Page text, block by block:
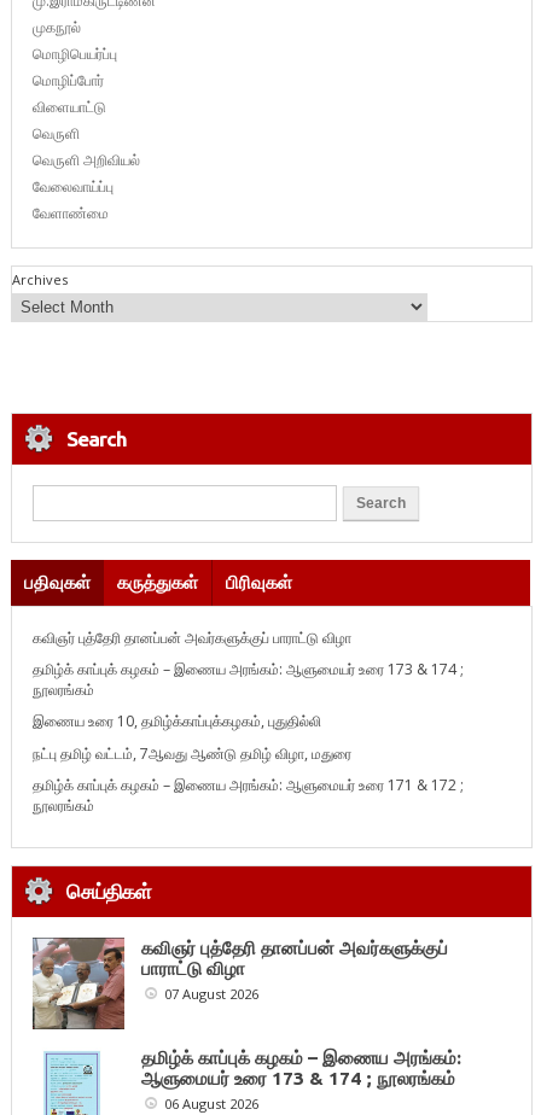
முகநூல்
மொழிபெயர்ப்பு
மொழிப்போர்
விளையாட்டு
வெருளி
வெருளி அறிவியல்
வேலைவாய்ப்பு
வேளாண்மை
Archives
Search
பதிவுகள் கருத்துகள் பிரிவுகள்
கவிஞர் புத்தேரி தானப்பன் அவர்களுக்குப் பாராட்டு விழா
தமிழ்க் காப்புக் கழகம் – இணைய அரங்கம்: ஆளுமையர் உரை 173 & 174 ;
நூலரங்கம்
இணைய உரை 10, தமிழ்க்காப்புக்கழகம், புதுதில்லி
நட்பு தமிழ் வட்டம், 7ஆவது ஆண்டு தமிழ் விழா, மதுரை
தமிழ்க் காப்புக் கழகம் – இணைய அரங்கம்: ஆளுமையர் உரை 171 & 172 ;
நூலரங்கம்
செய்திகள்
கவிஞர் புத்தேரி தானப்பன் அவர்களுக்குப்
பாராட்டு விழா
07 August 2026
தமிழ்க் காப்புக் கழகம் – இணைய அரங்கம்:
ஆளுமையர் உரை 173 & 174 ; நூலரங்கம்
06 August 2026